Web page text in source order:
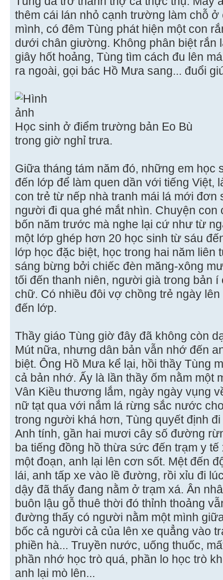
thêm cái lán nhỏ cạnh trường làm chỗ
mình, có đêm Tùng phát hiện một con
dưới chân giường. Không phân biệt rắn
giây hốt hoảng, Tùng tìm cách đu lên
ra ngoài, gọi bác Hồ Mưa sang... đuổi
Học sinh ở điểm trường bản Eo Bù
trong giờ nghỉ trưa.
Giữa tháng tám năm đó, những em học
đến lớp để làm quen dần với tiếng Việt,
con trẻ từ nếp nhà tranh mái lá mới đơn
người đi qua ghé mắt nhìn. Chuyện
bốn năm trước mà nghe lại cứ như từ
một lớp ghép hơn 20 học sinh từ sáu
lớp học đặc biệt, học trong hai năm liên
sáng bừng bởi chiếc đèn măng-xông
tối đến thanh niên, người già trong bản
chữ. Có nhiều đôi vợ chồng trẻ ngày
đến lớp.
Thầy giáo Tùng giờ đây đã không còn
Mút nữa, nhưng dân bản vẫn nhớ đến
biệt. Ông Hồ Mưa kể lại, hồi thầy Tùng
cả bản nhớ. Ấy là lần thầy ốm nằm một
Vân Kiều thương lắm, ngày ngày vụng
nữ tạt qua với nắm lá rừng sắc nước
trong người khá hơn, Tùng quyết định
Anh tính, gần hai mươi cây số đường
ba tiếng đồng hồ thừa sức đến trạm y
một đoạn, anh lại lên cơn sốt. Mệt đến
lái, anh tấp xe vào lề đường, rồi xỉu đi
dậy đã thấy đang nằm ở trạm xá. Ân
buôn lậu gỗ thuê thời đó thỉnh thoảng
đường thấy có người nằm một mình
bốc cả người cả của lên xe quẳng vào
phiền hà... Truyền nước, uống thuốc,
phần nhớ học trò quá, phần lo học trò
anh lại mò lên...